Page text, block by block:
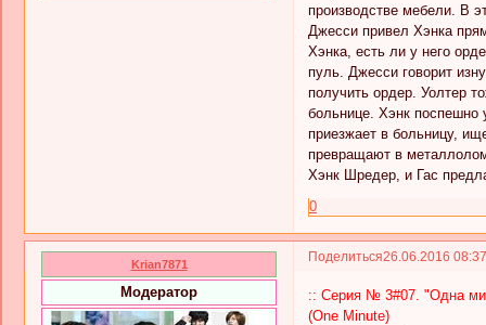
производстве мебели. В
Джесси привел Хэнка
Хэнка, есть ли у него
пуль. Джесси говорит
получить ордер. Уолтер
больнице. Хэнк поспешно
приезжает в больницу,
превращают в
Хэнк Шредер, и Гас
0
Поделиться26.06.2016
Krian7871
Модератор
:: Серия № 3#07. "Одна
(One Minute)